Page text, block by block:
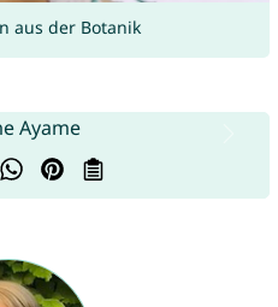
aus der Botanik